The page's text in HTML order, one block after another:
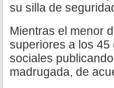
su silla de
Mientras el menor
superiores a los
sociales
madrugada, de